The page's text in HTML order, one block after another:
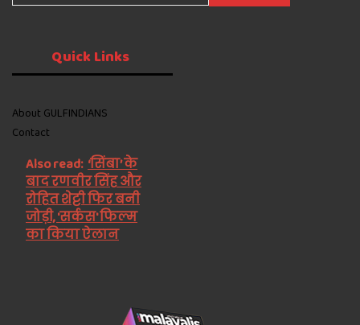
QuickLinks
About GULFINDIANS
Contact
Also read: ‘सिंबा’ के
बाद रणवीर सिंह और
रोहित शेट्टी फिर बनी
जोड़ी, 'सर्कस' फिल्म
का किया ऐलान